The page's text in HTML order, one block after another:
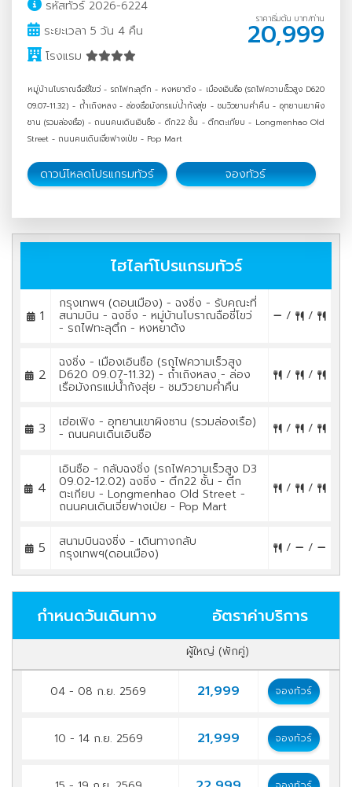
รหัสทัวร์ 2026-6224
ระยะเวลา 5 วัน 4 คืน
โรงแรม
ราคาเริ่มต้น บาท/ท่าน
20,999
หมู่บ้านโบราณฉือชี่โขว่ - รถไฟทะลุตึก - หงหยาต้ง - เมืองเอินซือ (รถไฟความเร็วสูง D620
09.07-11.32) - ถ้ำเถิงหลง - ล่องเรือมังกรแม่น้ำก้งสุ่ย - ชมวิวยามค่ำคืน - อุทยานเขาผิง
ซาน (รวมล่องเรือ) - ถนนคนเดินเอินซือ - ตึก22 ชั้น - ตึกตะเกียบ - Longmenhao Old
Street - ถนนคนเดินเจี่ยฟางเป่ย - Pop Mart
ดาวน์โหลดโปรแกรมทัวร์ จองทัวร์
ไฮไลท์โปรแกรมทัวร์
1
กรุงเทพฯ (ดอนเมือง) - ฉงชิ่ง - รับคณะที่
สนามบิน - ฉงชิ่ง - หมู่บ้านโบราณฉือชี่โขว่
- รถไฟทะลุตึก - หงหยาต้ง
/ /
2
ฉงชิ่ง - เมืองเอินซือ (รถไฟความเร็วสูง
D620 09.07-11.32) - ถ้ำเถิงหลง - ล่อง
เรือมังกรแม่น้ำก้งสุ่ย - ชมวิวยามค่ำคืน
/ /
3 เฮ่อเฟิง - อุทยานเขาผิงซาน (รวมล่องเรือ)
- ถนนคนเดินเอินซือ / /
4
เอินซือ - กลับฉงชิ่ง (รถไฟความเร็วสูง D3
09.02-12.02) ฉงชิ่ง - ตึก22 ชั้น - ตึก
ตะเกียบ - Longmenhao Old Street -
ถนนคนเดินเจี่ยฟางเป่ย - Pop Mart
/ /
5 สนามบินฉงชิ่ง - เดินทางกลับ
กรุงเทพฯ(ดอนเมือง) / /
กำหนดวันเดินทาง อัตราค่าบริการ
ผู้ใหญ่ (พักคู่)
04 - 08 ก.ย. 2569 21,999 จองทัวร์
10 - 14 ก.ย. 2569 21,999 จองทัวร์